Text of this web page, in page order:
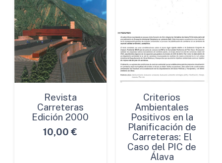
Revista
Carreteras
Edición 2000
10,00 €
Criterios
Ambientales
Positivos en la
Planificación de
Carreteras: El
Caso del PIC de
Álava